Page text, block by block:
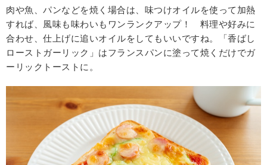
肉や魚、パンなどを焼く場合は、味つけオイルを使って加熱
すれば、風味も味わいもワンランクアップ！ 料理や好みに
合わせ、仕上げに追いオイルをしてもいいですね。「香ばし
ローストガーリック」はフランスパンに塗って焼くだけでガ
ーリックトーストに。